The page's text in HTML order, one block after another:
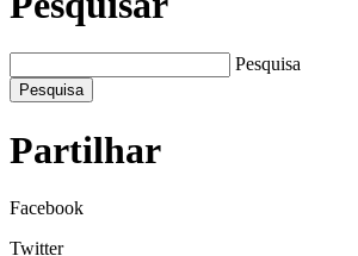
Pesquisa
Pesquisa
Partilhar
Facebook
Twitter